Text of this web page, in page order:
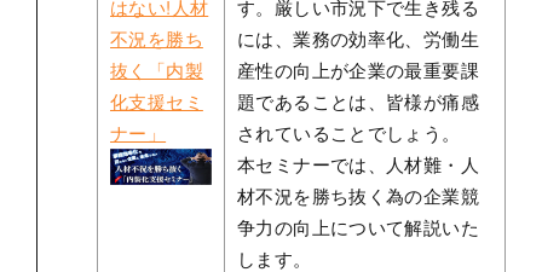
はない!人材
不況を勝ち
抜く「内製
化支援セミ
ナー」
す。厳しい市況下で生き残る
には、業務の効率化、労働生
産性の向上が企業の最重要課
題であることは、皆様が痛感
されていることでしょう。
本セミナーでは、人材難・人
材不況を勝ち抜く為の企業競
争力の向上について解説いた
します。